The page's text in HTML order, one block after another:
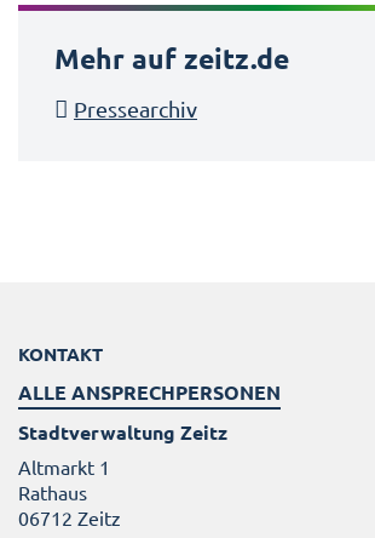
Mehr auf zeitz.de
Pressearchiv
KONTAKT
ALLE ANSPRECHPERSONEN
Stadtverwaltung Zeitz
Altmarkt 1
Rathaus
06712 Zeitz